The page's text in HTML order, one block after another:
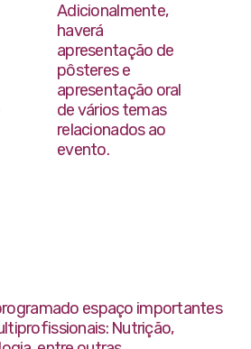
Adicionalmente,
haverá
apresentação de
pôsteres e
apresentação oral
de vários temas
relacionados ao
evento.
espaço importantes
Nutrição,